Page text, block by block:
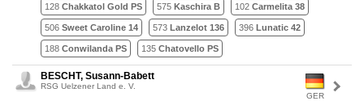
128 Chakkatol Gold PS 575 Kaschira B 102 Carmelita 38
506 Sweet Caroline 14 573 Lanzelot 136 396 Lunatic 42
188 Conwilanda PS 135 Chatovello PS
GER
BESCHT, Susann-Babett
RSG Uelzener Land e. V.